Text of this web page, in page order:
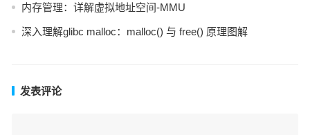
内存管理：详解虚拟地址空间-MMU
深入理解glibc malloc：malloc() 与 free() 原理图解
发表评论